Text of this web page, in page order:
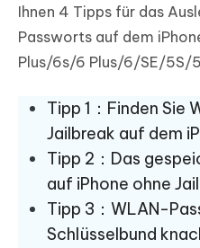
Ihnen 4 Tipps für das
Passworts auf dem
Plus/6s/6 Plus/6/SE/5S/
Tipp 1：Finden
Jailbreak auf dem
Tipp 2：Das
auf iPhone ohne
Tipp 3：WLAN-
Schlüsselbund